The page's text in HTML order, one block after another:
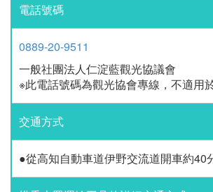
電話號碼
0889-20-9511
一般社團法人仁淀藍觀光協議會
※此電話號碼為觀光協會專線，不適用
交通方式
●從高知自動車道伊野交流道開車約40